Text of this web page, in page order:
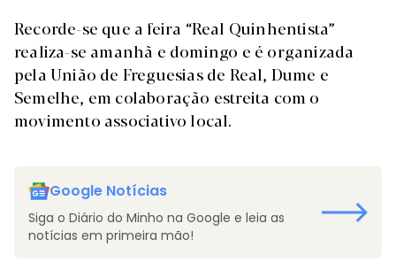
Recorde-se que a feira “Real Quinhentista”
realiza-se amanhã e domingo e é organizada
pela União de Freguesias de Real, Dume e
Semelhe, em colaboração estreita com o
movimento associativo local.
Google Notícias
Siga o Diário do Minho na Google e leia as
notícias em primeira mão!